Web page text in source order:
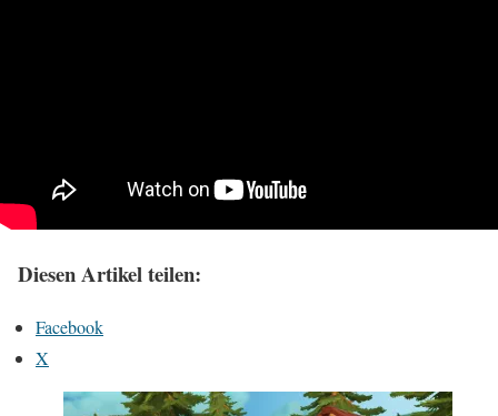
Diesen Artikel teilen:
Facebook
X